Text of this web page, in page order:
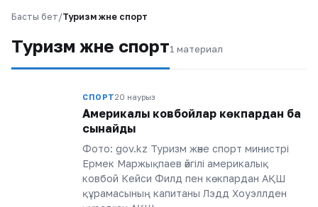
Басты бет/Туризм және спорт
Туризм және спорт1 материал
СПОРТ20 наурыз
Америкалық ковбойлар көкпардан бақ
сынайды
Фото: gov.kz Туризм және спорт министрі
Ермек Маржықпаев әйгілі америкалық
ковбой Кейси Филд пен көкпардан АҚШ
құрамасының капитаны Лэдд Хоуэллден